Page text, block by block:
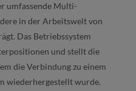
umfassende Multi-
in der Arbeitswelt von
Das Betriebssystem
und stellt die
die Verbindung zu einem
wiederhergestellt wurde.